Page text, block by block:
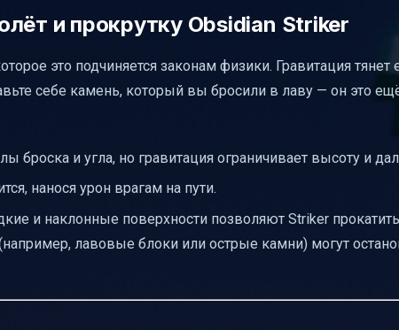
и прокрутку Obsidian Striker
это подчиняется законам физики. Гравитация тянет
себе камень, который вы бросили в лаву — он это
броска и угла, но гравитация ограничивает высоту и
нанося урон врагам на пути.
и наклонные поверхности позволяют Striker
лавовые блоки или острые камни) могут